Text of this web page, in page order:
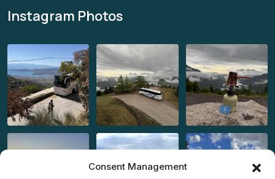
Consent Management
Instagram Photos